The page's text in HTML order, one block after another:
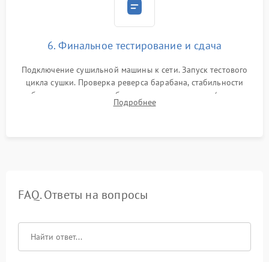
6. Финальное тестирование и сдача
Подключение сушильной машины к сети. Запуск тестового
цикла сушки. Проверка реверса барабана, стабильности
набора температуры, работы дренажного насоса (откачка
конденсата) и отсутствия посторонних скрипов, стуков или
Подробнее
FAQ. Ответы на вопросы